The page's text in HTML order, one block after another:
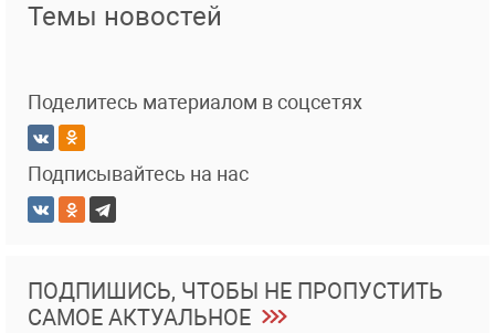
Темы новостей
Поделитесь материалом в соцсетях
Подписывайтесь на нас
ПОДПИШИСЬ, ЧТОБЫ НЕ ПРОПУСТИТЬ
САМОЕ АКТУАЛЬНОЕ